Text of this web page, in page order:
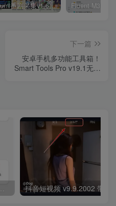
Kazumi番剧采集v1.6.9：支持自定义规则+在线观看+弹幕，跨平台下载
下一篇
安卓手机多功能工具箱！
Smart Tools Pro v19.1无广